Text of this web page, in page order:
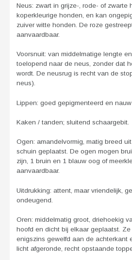
Neus: zwart in grijze-, rode- of zwarte
koperkleurige honden, en kan
zuiver witte honden. De roze
aanvaardbaar.
Voorsnuit: van middelmatige lengte
toelopend naar de neus, zonder dat
wordt. De neusrug is recht van de
neus).
Lippen: goed gepigmenteerd en nauw
Kaken / tanden; sluitend schaargebit.
Ogen: amandelvormig, matig breed
schuin geplaatst. De ogen mogen
zijn, 1 bruin en 1 blauw oog of
aanvaardbaar.
Uitdrukking: attent, maar vriendelijk,
ondeugend.
Oren: middelmatig groot, driehoekig
hoofd en dicht bij elkaar geplaatst.
enigszins gewelfd aan de achterkant
licht afgeronde, recht opstaande